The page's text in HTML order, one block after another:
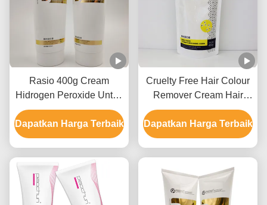
Rasio 400g Cream
Hidrogen Peroxide Untuk
Penghilang Warna
Rambut GMPC Approval
Dapatkan Harga Terbaik
Cruelty Free Hair Colour
Remover Cream Hair
Bleaching Untuk
Penggunaan Salon 9
Level
Dapatkan Harga Terbaik